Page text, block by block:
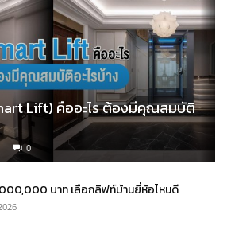
Lift) คืออะไร ต้องมีคุณสมบัติ
0
บาท เลือกลิฟท์บ้านยี่ห้อไหนดี